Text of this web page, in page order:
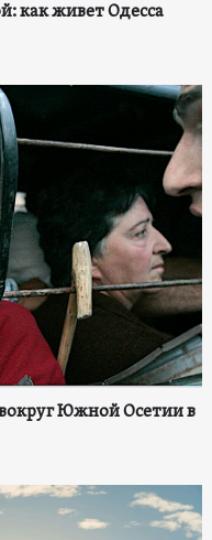
как живет Одесса
Южной Осетии в